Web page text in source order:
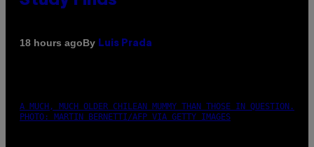
18 hours agoBy Luis Prada
A MUCH, MUCH OLDER CHILEAN MUMMY THAN THOSE IN QUESTION.
PHOTO: MARTIN BERNETTI/AFP VIA GETTY IMAGES